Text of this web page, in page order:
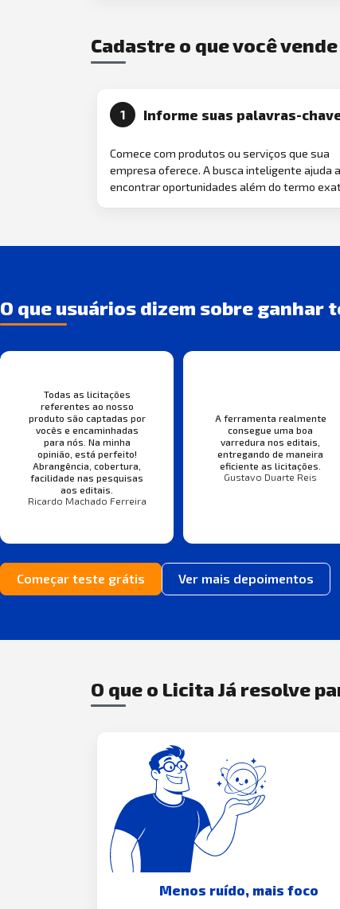
Cadastre o que você
1 Informe suas palavras-
Comece com produtos ou serviços que sua
empresa oferece. A busca inteligente ajuda a
encontrar oportunidades além do termo
O que usuários dizem sobre ganhar
Todas as licitações
referentes ao nosso
produto são captadas por
vocês e encaminhadas
para nós. Na minha
opinião, está perfeito!
Abrangência, cobertura,
facilidade nas pesquisas
aos editais.
Ricardo Machado Ferreira
A ferramenta realmente
consegue uma boa
varredura nos editais,
entregando de maneira
eficiente as licitações.
Gustavo Duarte Reis
Começar teste grátis Ver mais depoimentos
O que o Licita Já resolve
Menos ruído, mais foco